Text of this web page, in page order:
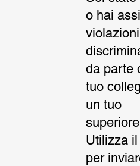
o hai
da parte
tuo
un tuo
Utilizza
per